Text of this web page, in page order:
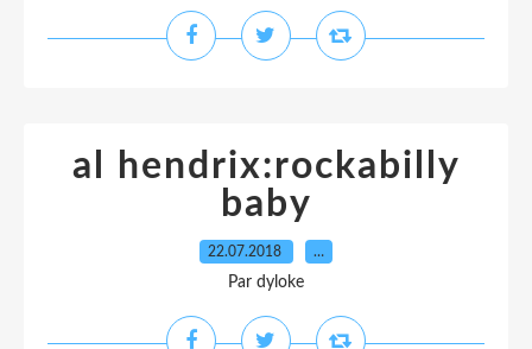
al hendrix:rockabilly
baby
22.07.2018 …
Par dyloke